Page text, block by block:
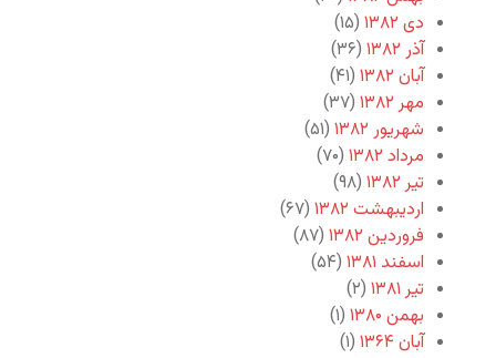
دی ۱۳۸۲
(۱۵)
آذر ۱۳۸۲
(۳۶)
آبان ۱۳۸۲
(۴۱)
مهر ۱۳۸۲
(۳۷)
شهریور ۱۳۸۲
(۵۱)
مرداد ۱۳۸۲
(۷۰)
تیر ۱۳۸۲
(۹۸)
اردیبهشت ۱۳۸۲
(۶۷)
فروردین ۱۳۸۲
(۸۷)
اسفند ۱۳۸۱
(۵۴)
تیر ۱۳۸۱
(۲)
بهمن ۱۳۸۰
(۱)
آبان ۱۳۶۴
(۱)